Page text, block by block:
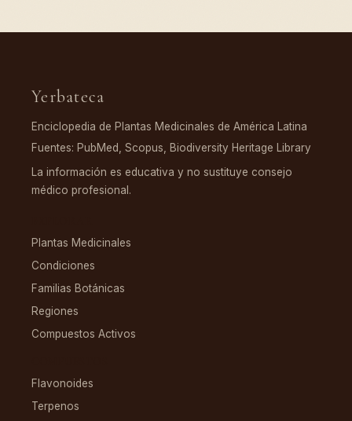
Yerbateca
Enciclopedia de Plantas Medicinales de América Latina
Fuentes: PubMed, Scopus, Biodiversity Heritage Library
La información es educativa y no sustituye consejo
médico profesional.
Plantas Medicinales
Condiciones
Familias Botánicas
Regiones
Compuestos Activos
Flavonoides
Terpenos